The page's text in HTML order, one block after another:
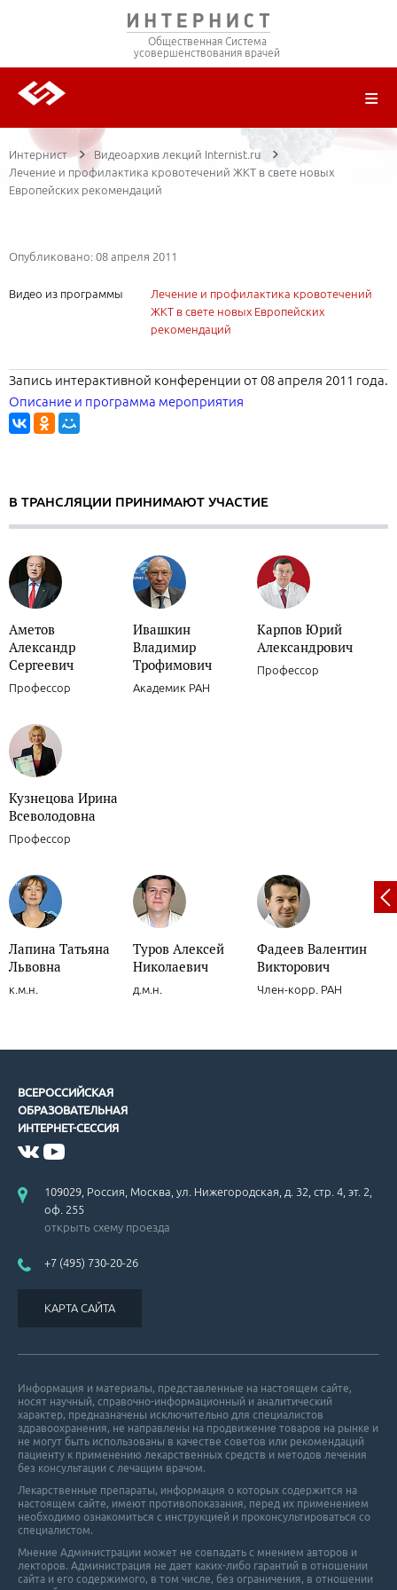
Общественная Система
усовершенствования врачей
ЦИКЛЫ ПЕРЕДАЧ
Интернист
Видеоархив лекций Internist.ru
Лечение и профилактика кровотечений ЖКТ в свете новых
Европейских рекомендаций
Опубликовано: 08 апреля 2011
Видео из программы
Лечение и профилактика кровотечений
ЖКТ в свете новых Европейских
рекомендаций
Запись интерактивной конференции от 08 апреля 2011 года.
Описание и программа мероприятия
В ТРАНСЛЯЦИИ ПРИНИМАЮТ УЧАСТИЕ
Аметов
Александр
Сергеевич
Профессор
Ивашкин
Владимир
Трофимович
Академик РАН
Карпов Юрий
Александрович
Профессор
Кузнецова Ирина
Всеволодовна
Профессор
Лапина Татьяна
Львовна
к.м.н.
Туров Алексей
Николаевич
д.м.н.
Фадеев Валентин
Викторович
Член-корр. РАН
ВСЕРОССИЙСКАЯ
ОБРАЗОВАТЕЛЬНАЯ
ИНТЕРНЕТ-СЕССИЯ
109029, Россия, Москва, ул. Нижегородская, д. 32, стр. 4, эт. 2,
оф. 255
открыть схему проезда
+7 (495) 730-20-26
КАРТА САЙТА
Информация и материалы, представленные на настоящем сайте,
носят научный, справочно-информационный и аналитический
характер, предназначены исключительно для специалистов
здравоохранения, не направлены на продвижение товаров на рынке и
не могут быть использованы в качестве советов или рекомендаций
пациенту к применению лекарственных средств и методов лечения
без консультации с лечащим врачом.
Лекарственные препараты, информация о которых содержится на
настоящем сайте, имеют противопоказания, перед их применением
необходимо ознакомиться с инструкцией и проконсультироваться со
специалистом.
Мнение Администрации может не совпадать с мнением авторов и
лекторов. Администрация не дает каких-либо гарантий в отношении
cайта и его cодержимого, в том числе, без ограничения, в отношении